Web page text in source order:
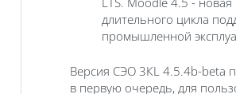
длительного цикла
промышленной
Версия СЭО 3КL 4.5.4b-beta
в первую очередь, для